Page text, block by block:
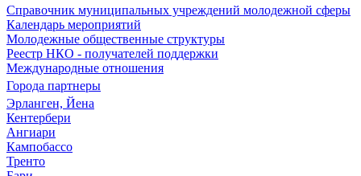
Справочник муниципальных учреждений молодежной сферы
Календарь мероприятий
Молодежные общественные структуры
Реестр НКО - получателей поддержки
Международные отношения
Города партнеры
Эрланген, Йена
Кентербери
Ангиари
Кампобассо
Тренто